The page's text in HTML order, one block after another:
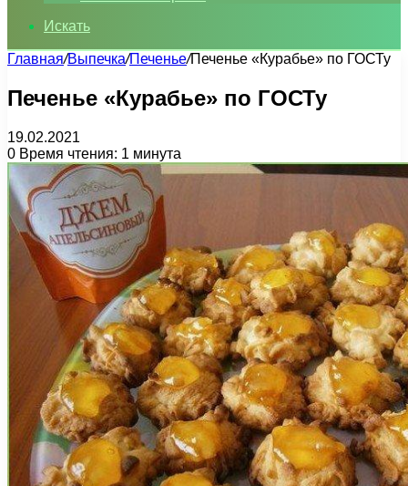
Искать
Главная/Выпечка/Печенье/Печенье «Курабье» по ГОСТу
Печенье «Курабье» по ГОСТу
19.02.2021
0 Время чтения: 1 минута